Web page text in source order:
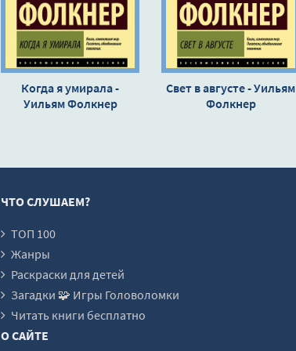
0016
0017
0018
0019
0023
0024
0025
0026
0028
Когда я умирала -
Уильям Фолкнер
Свет в августе - Уильям
Фолкнер
ЧТО СЛУШАЕМ?
ТОП 100
Жанры
Раскраски для детей
Загадки 🧩 Игры Головоломки
Читать книги бесплатно
О САЙТЕ